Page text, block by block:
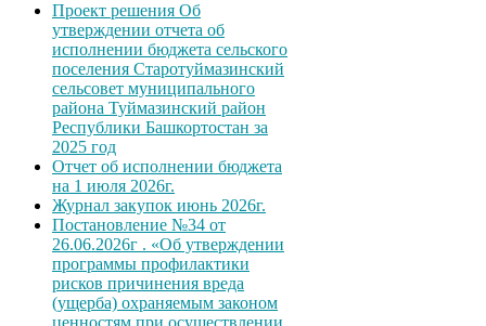
Проект решения Об
утверждении отчета об
исполнении бюджета сельского
поселения Старотуймазинский
сельсовет муниципального
района Туймазинский район
Республики Башкортостан за
2025 год
Отчет об исполнении бюджета
на 1 июля 2026г.
Журнал закупок июнь 2026г.
Постановление №34 от
26.06.2026г . «Об утверждении
программы профилактики
рисков причинения вреда
(ущерба) охраняемым законом
ценностям при осуществлении